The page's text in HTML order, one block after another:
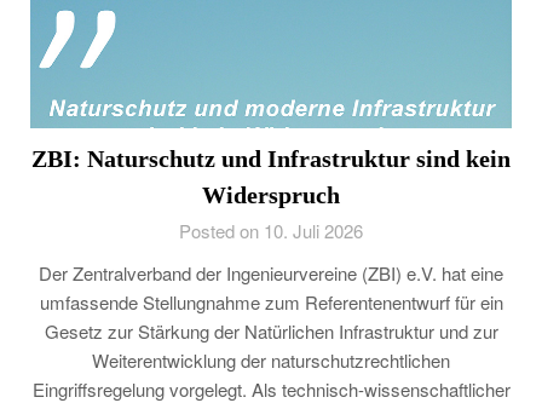
ZBI: Naturschutz und Infrastruktur sind kein
Widerspruch
Posted on 10. Juli 2026
Der Zentralverband der Ingenieurvereine (ZBI) e.V. hat eine
umfassende Stellungnahme zum Referentenentwurf für ein
Gesetz zur Stärkung der Natürlichen Infrastruktur und zur
Weiterentwicklung der naturschutzrechtlichen
Eingriffsregelung vorgelegt. Als technisch-wissenschaftlicher